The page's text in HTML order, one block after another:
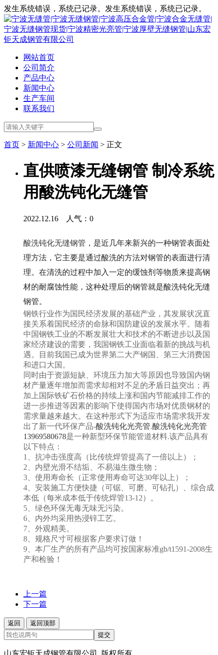
发生系统错误，系统已记录。发生系统错误，系统已记录。
网站首页
公司简介
产品中心
新闻中心
生产车间
联系我们
首页 > 新闻中心 > 公司新闻 > 正文
直供喷漆无缝钢管 制冷系统
用酸洗钝化无缝管
2022.12.16 人气： 0
酸洗钝化无缝钢管 ，是近几年来新兴的一种钢管表面处
理方法，它主要是通过酸洗的方法对钢管的表面进行清
理。在清洗的过程中加入一定的缓蚀剂等物质来提高钢
材的耐腐蚀性能，这种处理后的钢管就是酸洗钝化无缝
钢管。
钢铁行业作为国民经济发展的基础产业，其发展状况直
接关系着国民经济的命脉和国防建设的发展水平。随着
中国钢铁工业的不断发展壮大和技术的不断进步以及国
家经济建设的需要，我国钢铁工业面临着新的挑战与机
遇。目前我国已成为世界第二大产钢国、第三大消费国
和进口大国。
同时由于资源短缺、环境压力加大等原因也导致国内钢
材产量逐年增加而需求却相对不足的矛盾日益突出；再
加上国际铁矿石价格的持续上涨和国内节能减排工作的
进一步推进等因素的影响下使得国内市场对优质钢材的
需求量越来越大。在这种形式下为适应市场需求我开发
出了新一代环保产品-酸洗钝化光亮管.酸洗钝化光亮管
13969580678是一种新型环保节能管道材料.该产品具有
以下特点：
1、抗冲击强度高（比传统焊管提高了一倍以上）；
2、内壁光滑不结垢、不易滋生微生物；
3、使用寿命长（正常使用寿命可达30年以上）；
4、安装施工方便快捷（可锯、可磨、可钻孔）、综合成
本低（每米成本低于传统焊管13-12）。
5、绿色环保无毒无味无污染。
6、内外均采用热浸锌工艺。
7、外观精美。
8、规格尺寸可根据客户要求订做！
9、本厂生产的所有产品均可按国家标准gb/t1591-2008生
产和检验！
上一篇
下一篇
返回
返回顶部
提交
山东宏钜天成钢管有限公司 版权所有